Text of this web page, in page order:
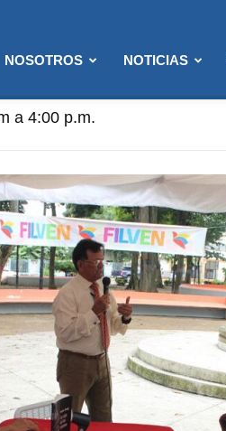
NOSOTROS NOTICIAS
a 12:00 p.m. (Solo